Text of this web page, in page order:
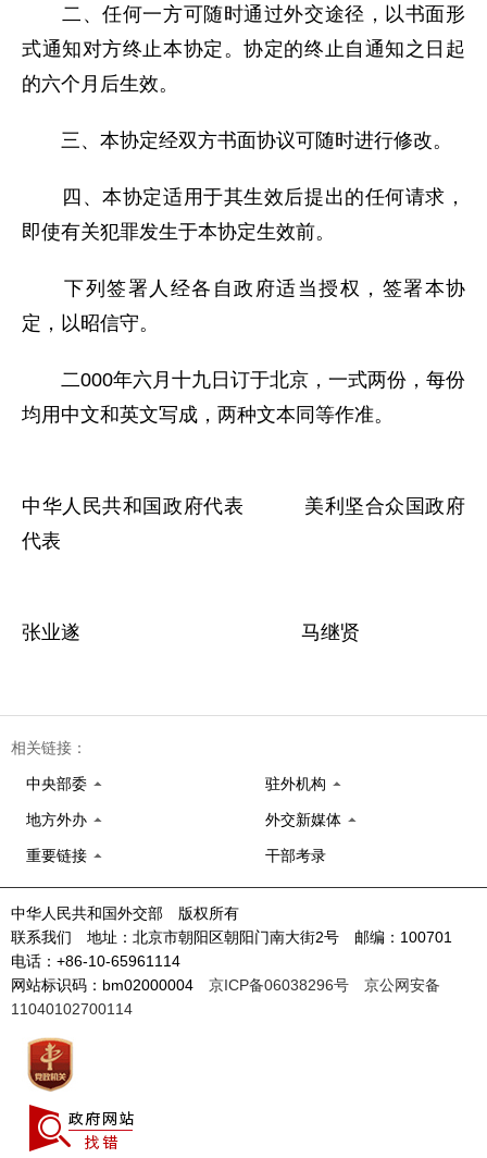
二、任何一方可随时通过外交途径，以书面形
式通知对方终止本协定。协定的终止自通知之日起
的六个月后生效。
三、本协定经双方书面协议可随时进行修改。
四、本协定适用于其生效后提出的任何请求，
即使有关犯罪发生于本协定生效前。
下列签署人经各自政府适当授权，签署本协
定，以昭信守。
二000年六月十九日订于北京，一式两份，每份
均用中文和英文写成，两种文本同等作准。
中华人民共和国政府代表 美利坚合众国政府
代表
张业遂 马继贤
相关链接：
中央部委 驻外机构
地方外办 外交新媒体
重要链接 干部考录
中华人民共和国外交部 版权所有
联系我们 地址：北京市朝阳区朝阳门南大街2号 邮编：100701
电话：+86-10-65961114
网站标识码：bm02000004 京ICP备06038296号
京公网安备
11040102700114